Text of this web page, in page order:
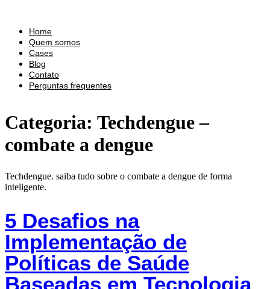
Home
Quem somos
Cases
Blog
Contato
Perguntas frequentes
Categoria: Techdengue –
combate a dengue
Techdengue. saiba tudo sobre o combate a dengue de forma
inteligente.
5 Desafios na
Implementação de
Políticas de Saúde
Baseadas em Tecnologia